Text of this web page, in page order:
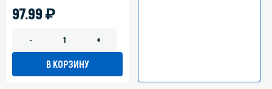
97.99)
- +
В КОРЗИНУ